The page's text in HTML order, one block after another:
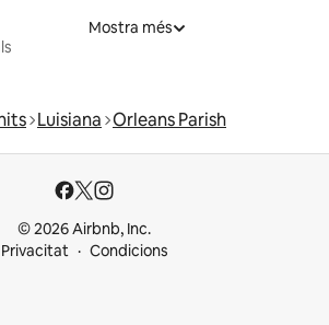
Mostra més
Luisiana Orleans Parish
© 2026 Airbnb, Inc.
Privacitat
Condicions